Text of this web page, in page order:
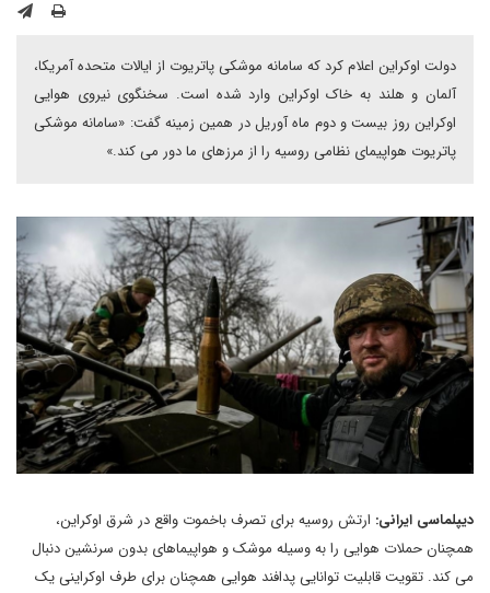
دولت اوکراین اعلام کرد که سامانه موشکی پاتریوت از ایالات متحده آمریکا،
آلمان و هلند به خاک اوکراین وارد شده است. سخنگوی نیروی هوایی
اوکراین روز بیست و دوم ماه آوریل در همین زمینه گفت: «سامانه موشکی
پاتریوت هواپیمای نظامی روسیه را از مرزهای ما دور می کند.»‌
دیپلماسی ایرانی: ارتش روسیه برای تصرف باخموت واقع در شرق اوکراین،
همچنان حملات هوایی را به وسیله موشک و هواپیماهای بدون سرنشین دنبال
می کند. تقویت قابلیت توانایی پدافند هوایی همچنان برای طرف اوکراینی یک